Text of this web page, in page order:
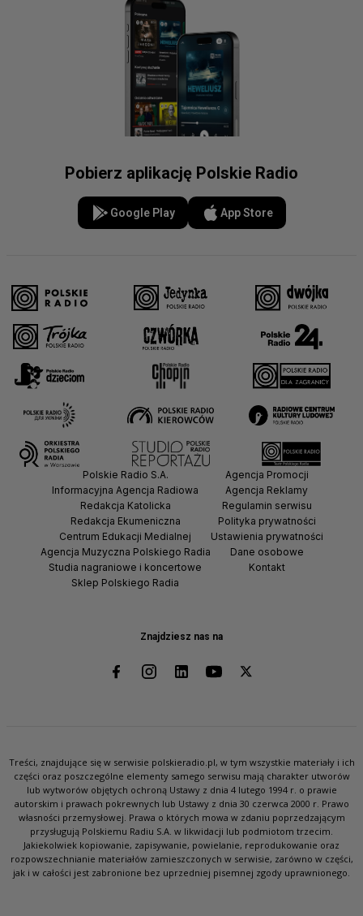
Pobierz aplikację Polskie Radio
Google Play App Store
Znajdziesz nas na
Polskie Radio S.A.
Informacyjna Agencja Radiowa
Redakcja Katolicka
Redakcja Ekumeniczna
Centrum Edukacji Medialnej
Agencja Muzyczna Polskiego Radia
Studia nagraniowe i koncertowe
Sklep Polskiego Radia
Agencja Promocji
Agencja Reklamy
Regulamin serwisu
Polityka prywatności
Ustawienia prywatności
Dane osobowe
Kontakt
Treści, znajdujące się w serwisie polskieradio.pl, w tym wszystkie materiały i ich
części oraz poszczególne elementy samego serwisu mają charakter utworów
lub wytworów objętych ochroną Ustawy z dnia 4 lutego 1994 r. o prawie
autorskim i prawach pokrewnych lub Ustawy z dnia 30 czerwca 2000 r. Prawo
własności przemysłowej. Prawa o których mowa w zdaniu poprzedzającym
przysługują Polskiemu Radiu S.A. w likwidacji lub podmiotom trzecim.
Jakiekolwiek kopiowanie, zapisywanie, powielanie, reprodukowanie oraz
rozpowszechnianie materiałów zamieszczonych w serwisie, zarówno w części,
jak i w całości jest zabronione bez uprzedniej pisemnej zgody uprawnionego.